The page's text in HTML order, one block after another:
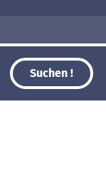
Suchen !